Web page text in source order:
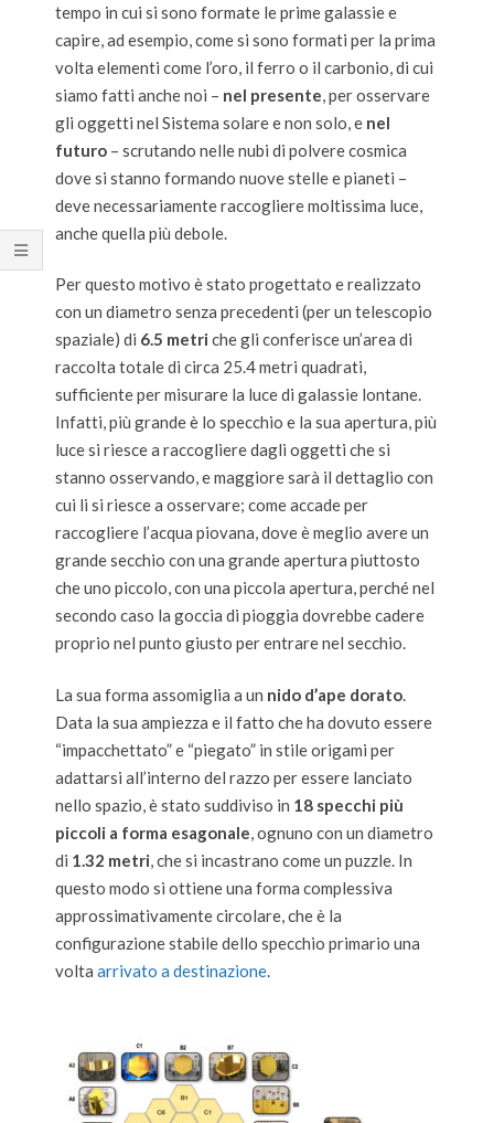
tempo in cui si sono formate le prime galassie e
capire, ad esempio, come si sono formati per la prima
volta elementi come l’oro, il ferro o il carbonio, di cui
siamo fatti anche noi – nel presente, per osservare
gli oggetti nel Sistema solare e non solo, e nel
futuro – scrutando nelle nubi di polvere cosmica
dove si stanno formando nuove stelle e pianeti –
deve necessariamente raccogliere moltissima luce,
anche quella più debole.
Per questo motivo è stato progettato e realizzato
con un diametro senza precedenti (per un telescopio
spaziale) di 6.5 metri che gli conferisce un’area di
raccolta totale di circa 25.4 metri quadrati,
sufficiente per misurare la luce di galassie lontane.
Infatti, più grande è lo specchio e la sua apertura, più
luce si riesce a raccogliere dagli oggetti che si
stanno osservando, e maggiore sarà il dettaglio con
cui li si riesce a osservare; come accade per
raccogliere l’acqua piovana, dove è meglio avere un
grande secchio con una grande apertura piuttosto
che uno piccolo, con una piccola apertura, perché nel
secondo caso la goccia di pioggia dovrebbe cadere
proprio nel punto giusto per entrare nel secchio.
La sua forma assomiglia a un nido d’ape dorato.
Data la sua ampiezza e il fatto che ha dovuto essere
“impacchettato” e “piegato” in stile origami per
adattarsi all’interno del razzo per essere lanciato
nello spazio, è stato suddiviso in 18 specchi più
piccoli a forma esagonale, ognuno con un diametro
di 1.32 metri, che si incastrano come un puzzle. In
questo modo si ottiene una forma complessiva
approssimativamente circolare, che è la
configurazione stabile dello specchio primario una
volta arrivato a destinazione.